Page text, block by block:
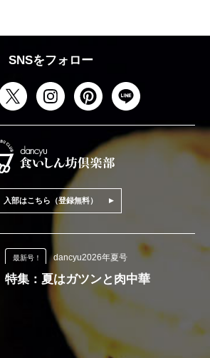
SNSをフォロー
入部はこちら（登録無料）
最新号！ dancyu2026年夏号
特集：夏はガツンと肉中華